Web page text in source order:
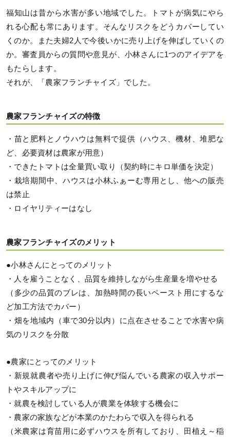
福知山は昔から水害が多い地域でした。トマトが病気にやら
れる心配も常にあります。そんなリスクをどうカバーしてい
くのか。また夫婦2人で今後いかに売り上げを伸ばしていくの
か。審査員からの質問や意見が、小林さんに1つのアイデアを
もたらします。
それが、「農家フランチャイズ」でした。
農家フランチャイズの特徴
・苗と肥料とノウハウは無料で提供（ハウス、機材、堆肥な
ど、必要資材は農家が用意）
・できたトマトは全量買い取り（契約時にキロ単価を決定）
・栽培期間中、ハウスは小林ふぁーむ専用とし、他への販売
は禁止
・ロイヤリティーはなし
農家フランチャイズのメリット
●小林さんにとってのメリット
・人を雇うことなく、品質を維持しながら生産量を増やせる
（多少の品質のブレは、加熱時間の長いペースト用にするな
ど加工方法でカバー）
・畑を地域内（車で30分以内）に点在させることで水害や病
気のリスクを分散
●農家にとってのメリット
・新規就農者や売り上げに伸び悩んでいる農家の収入サポー
トやスキルアップに
・就農を検討している人が農業を体験する機会に
・農家の家族などが本業のかたわらで収入を得られる
（米農家は育苗用に必ずハウスを所有しており、田植え～稲